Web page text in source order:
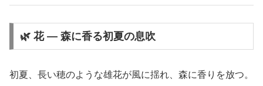
🌿 花 ― 森に香る初夏の息吹
初夏、長い穂のような雄花が風に揺れ、森に香りを放つ。